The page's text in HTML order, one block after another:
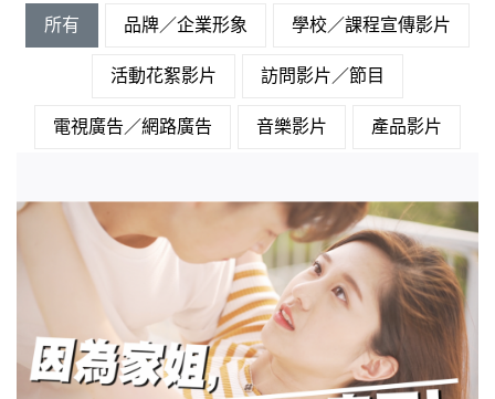
所有 品牌／企業形象 學校／課程宣傳影片
活動花絮影片 訪問影片／節目
電視廣告／網路廣告 音樂影片 產品影片